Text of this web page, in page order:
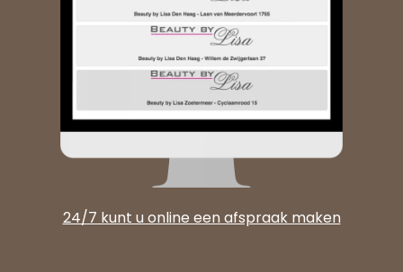
24/7 kunt u online een afspraak maken